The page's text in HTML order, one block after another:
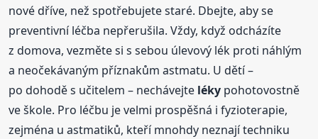
nové dříve, než spotřebujete staré. Dbejte, aby se
preventivní léčba nepřerušila. Vždy, když odcházíte
z domova, vezměte si s sebou úlevový lék proti náhlým
a neočekávaným příznakům astmatu. U dětí –
po dohodě s učitelem – nechávejte léky pohotovostně
ve škole. Pro léčbu je velmi prospěšná i fyzioterapie,
zejména u astmatiků, kteří mnohdy neznají techniku